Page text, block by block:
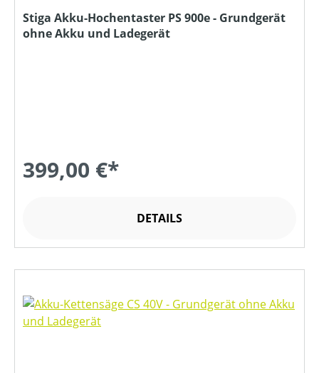
Stiga Akku-Hochentaster PS 900e - Grundgerät
ohne Akku und Ladegerät
399,00 €*
DETAILS